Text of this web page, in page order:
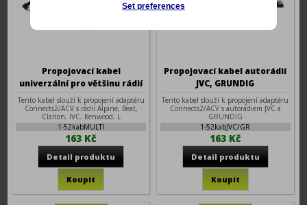
Propojovací kabel
univerzální pro většinu rádií
(náhrada za 52kabCHINA)
Tento kabel slouží k propojení adaptéru
Connects2/ACV s rádii Alpine, Beat,
Clarion, JVC, Kenwood, L
1-52kabMULTI
163 Kč
Propojovací kabel autorádií
JVC, GRUNDIG
Tento kabel slouží k propojení adaptéru
Connects2/ACV s autorádiem JVC a
GRUNDIG
1-52kabJVC/GR
163 Kč
Set preferences